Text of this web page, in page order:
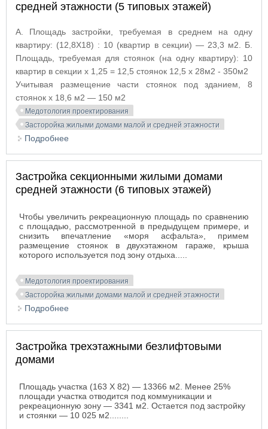
средней этажности (5 типовых этажей)
А. Площадь застройки, требуемая в среднем на одну
квартиру: (12,8X18) : 10 (квартир в секции) — 23,3 м2. Б.
Площадь, требуемая для стоянок (на одну квартиру): 10
квартир в секции х 1,25 = 12,5 стоянок 12,5 х 28м2 - 350м2
Учитывая размещение части стоянок под зданием, 8
стоянок х 18,6 м2 — 150 м2
Медотология проектирования
Засторойка жилыми домами малой и средней этажности
Подробнее
Застройка секционными жилыми домами
средней этажности (6 типовых этажей)
Чтобы увеличить рекреационную площадь по сравнению
с площадью, рассмотренной в предыдущем примере, и
снизить впечатление «моря асфальта», примем
размещение стоянок в двухэтажном гараже, крыша
которого используется под зону отдыха.....
Медотология проектирования
Засторойка жилыми домами малой и средней этажности
Подробнее
Застройка трехэтажными безлифтовыми
домами
Площадь участка (163 X 82) — 13366 м2. Менее 25%
площади участка отводится под коммуникации и
рекреационную зону — 3341 м2. Остается под застройку
и стоянки — 10 025 м2........